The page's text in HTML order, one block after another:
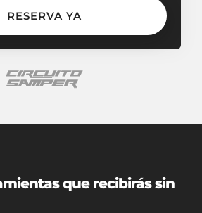
RESERVA YA
que recibirás sin